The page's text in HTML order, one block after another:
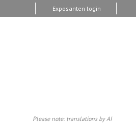
Exposanten login
Please note: translations by AI